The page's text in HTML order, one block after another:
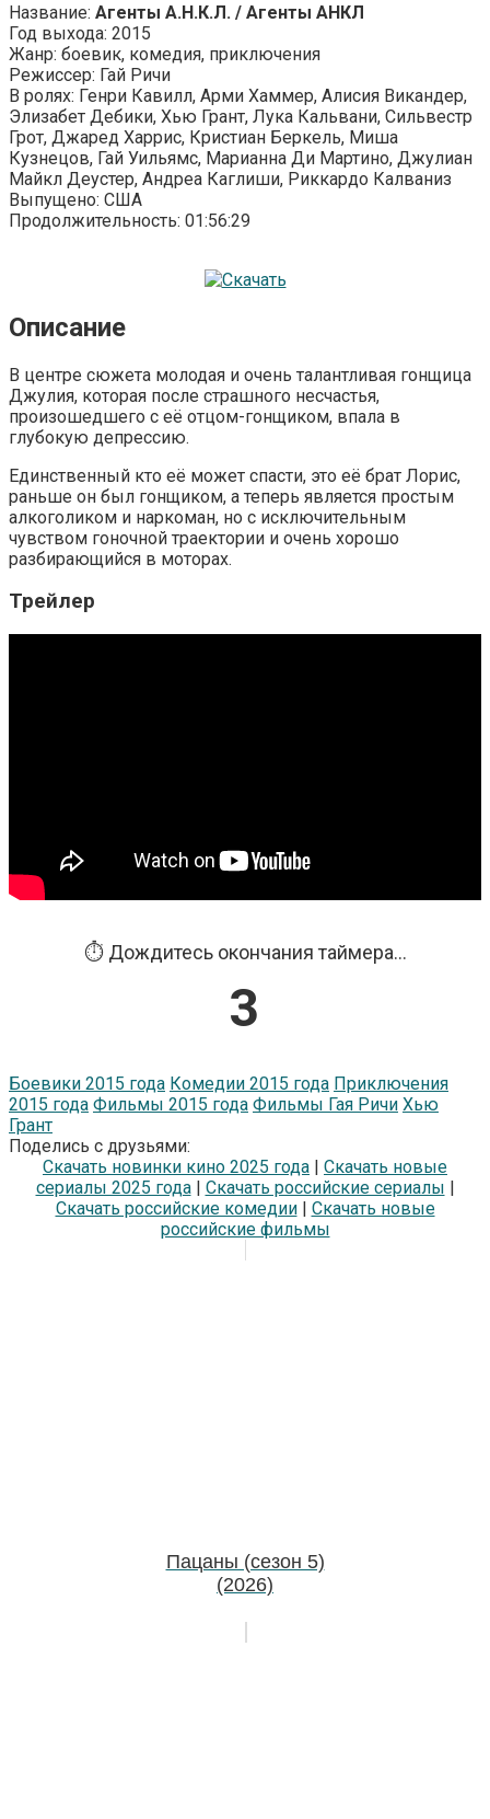
Название: Агенты А.Н.К.Л. / Агенты АНКЛ
Год выхода: 2015
Жанр: боевик, комедия, приключения
Режиссер: Гай Ричи
В ролях: Генри Кавилл, Арми Хаммер, Алисия Викандер,
Элизабет Дебики, Хью Грант, Лука Кальвани, Сильвестр
Грот, Джаред Харрис, Кристиан Беркель, Миша
Кузнецов, Гай Уильямс, Марианна Ди Мартино, Джулиан
Майкл Деустер, Андреа Каглиши, Риккардо Калваниз
Выпущено: США
Продолжительность: 01:56:29
Описание
В центре сюжета молодая и очень талантливая гонщица
Джулия, которая после страшного несчастья,
произошедшего с её отцом-гонщиком, впала в
глубокую депрессию.
Единственный кто её может спасти, это её брат Лорис,
раньше он был гонщиком, а теперь является простым
алкоголиком и наркоман, но с исключительным
чувством гоночной траектории и очень хорошо
разбирающийся в моторах.
Трейлер
⏱️ Дождитесь окончания таймера...
3
Боевики 2015 года Комедии 2015 года Приключения
2015 года Фильмы 2015 года Фильмы Гая Ричи Хью
Грант
Поделись с друзьями:
Скачать новинки кино 2025 года | Скачать новые
сериалы 2025 года| Скачать российские сериалы |
Скачать российские комедии| Скачать новые
российские фильмы
Пацаны (сезон 5)
(2026)